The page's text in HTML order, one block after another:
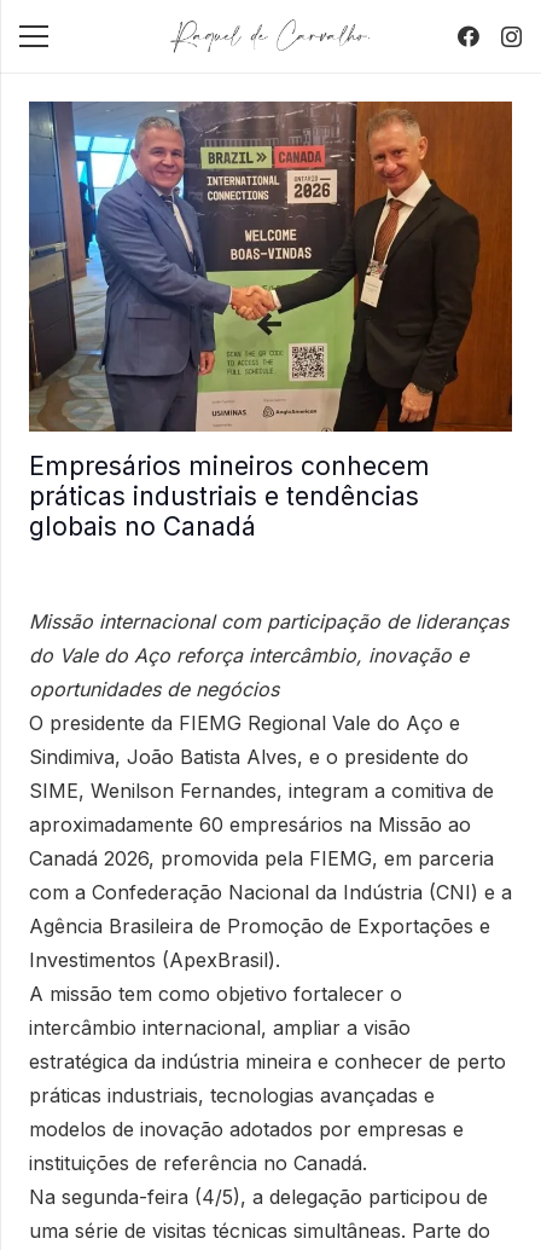
Empresários mineiros conhecem
práticas industriais e tendências
globais no Canadá
Missão internacional com participação de lideranças
do Vale do Aço reforça intercâmbio, inovação e
oportunidades de negócios
O presidente da FIEMG Regional Vale do Aço e
Sindimiva, João Batista Alves, e o presidente do
SIME, Wenilson Fernandes, integram a comitiva de
aproximadamente 60 empresários na Missão ao
Canadá 2026, promovida pela FIEMG, em parceria
com a Confederação Nacional da Indústria (CNI) e a
Agência Brasileira de Promoção de Exportações e
Investimentos (ApexBrasil).
A missão tem como objetivo fortalecer o
intercâmbio internacional, ampliar a visão
estratégica da indústria mineira e conhecer de perto
práticas industriais, tecnologias avançadas e
modelos de inovação adotados por empresas e
instituições de referência no Canadá.
Na segunda-feira (4/5), a delegação participou de
uma série de visitas técnicas simultâneas. Parte do